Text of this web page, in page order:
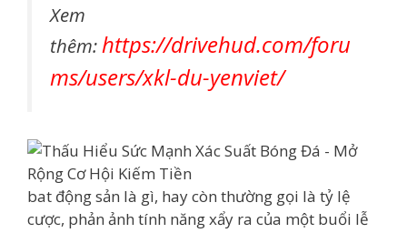
Xem
thêm: https://drivehud.com/foru
ms/users/xkl-du-yenviet/
bat động sản là gì, hay còn thường gọi là tỷ lệ
cược, phản ảnh tính năng xẩy ra của một buổi lễ